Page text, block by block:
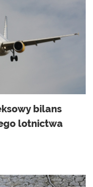
bilans
lotnictwa